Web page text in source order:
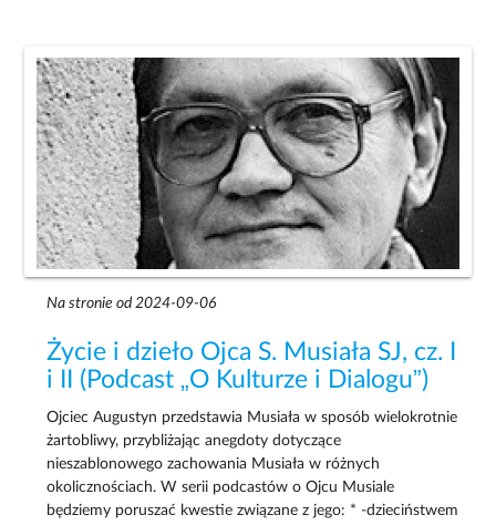
Na stronie od 2024-09-06
Życie i dzieło Ojca S. Musiała SJ, cz. I
i II (Podcast „O Kulturze i Dialogu”)
Ojciec Augustyn przedstawia Musiała w sposób wielokrotnie
żartobliwy, przybliżając anegdoty dotyczące
nieszablonowego zachowania Musiała w różnych
okolicznościach. W serii podcastów o Ojcu Musiale
będziemy poruszać kwestie związane z jego: * -dzieciństwem